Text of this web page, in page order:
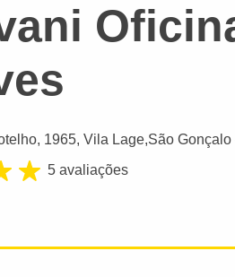
, 1965, Vila Lage,São Gonçalo
5 avaliações